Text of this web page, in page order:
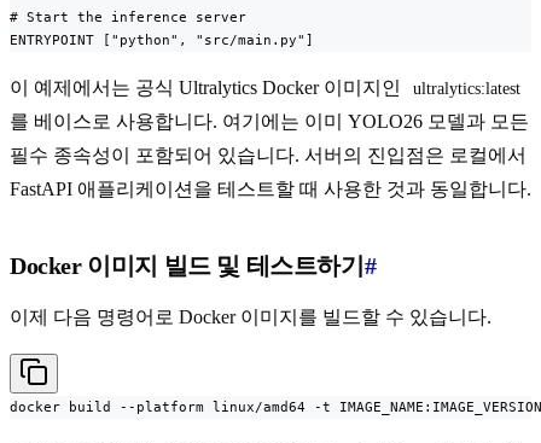
# Start the inference server
ENTRYPOINT ["python", "src/main.py"]
이 예제에서는 공식 Ultralytics Docker 이미지인 ultralytics:latest
를 베이스로 사용합니다. 여기에는 이미 YOLO26 모델과 모든
필수 종속성이 포함되어 있습니다. 서버의 진입점은 로컬에서
FastAPI 애플리케이션을 테스트할 때 사용한 것과 동일합니다.
Docker 이미지 빌드 및 테스트하기 #
이제 다음 명령어로 Docker 이미지를 빌드할 수 있습니다.
docker build --platform linux/amd64 -t